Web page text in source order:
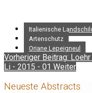
Italienische
Artenschutz
Oriane Lepeigneul
Vorheriger Beitrag:
Li - 2015 - 01 Weiter
Neueste Abstracts